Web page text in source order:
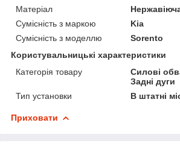
Матеріал
Сумісність з маркою
Kia
Сумісність з моделлю
Sorento
Користувальницькі характеристики
Категорія товару
Силові
Задні дуги
Тип установки
В штатні
Приховати